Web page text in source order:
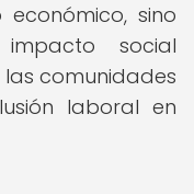
sino
social
comunidades
laboral en